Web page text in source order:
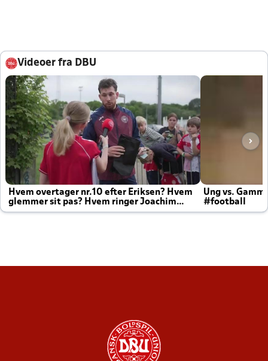
Videoer fra DBU
Hvem overtager nr.10 efter Eriksen? Hvem
glemmer sit pas? Hvem ringer Joachim
altid til efter kampe?
Ung vs.
#football